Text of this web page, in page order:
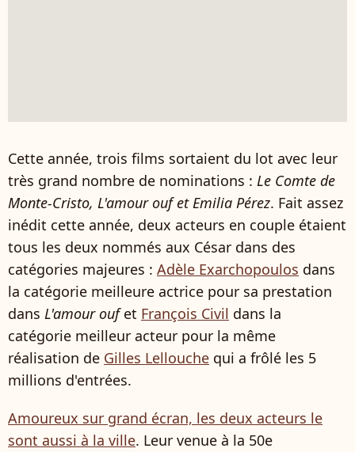
Cette année, trois films sortaient du lot avec leur
très grand nombre de nominations : Le Comte de
Monte-Cristo, L'amour ouf et Emilia Pérez. Fait assez
inédit cette année, deux acteurs en couple étaient
tous les deux nommés aux César dans des
catégories majeures : Adèle Exarchopoulos dans
la catégorie meilleure actrice pour sa prestation
dans L'amour oufet François Civil dans la
catégorie meilleur acteur pour la même
réalisation de Gilles Lellouche qui a frôlé les 5
millions d'entrées.
Amoureux sur grand écran, les deux acteurs le
sont aussi à la ville. Leur venue à la 50e